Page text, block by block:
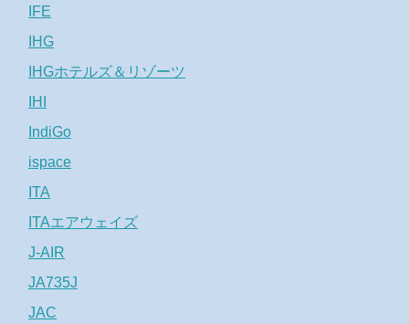
IFE
IHG
IHGホテルズ＆リゾーツ
IHI
IndiGo
ispace
ITA
ITAエアウェイズ
J-AIR
JA735J
JAC